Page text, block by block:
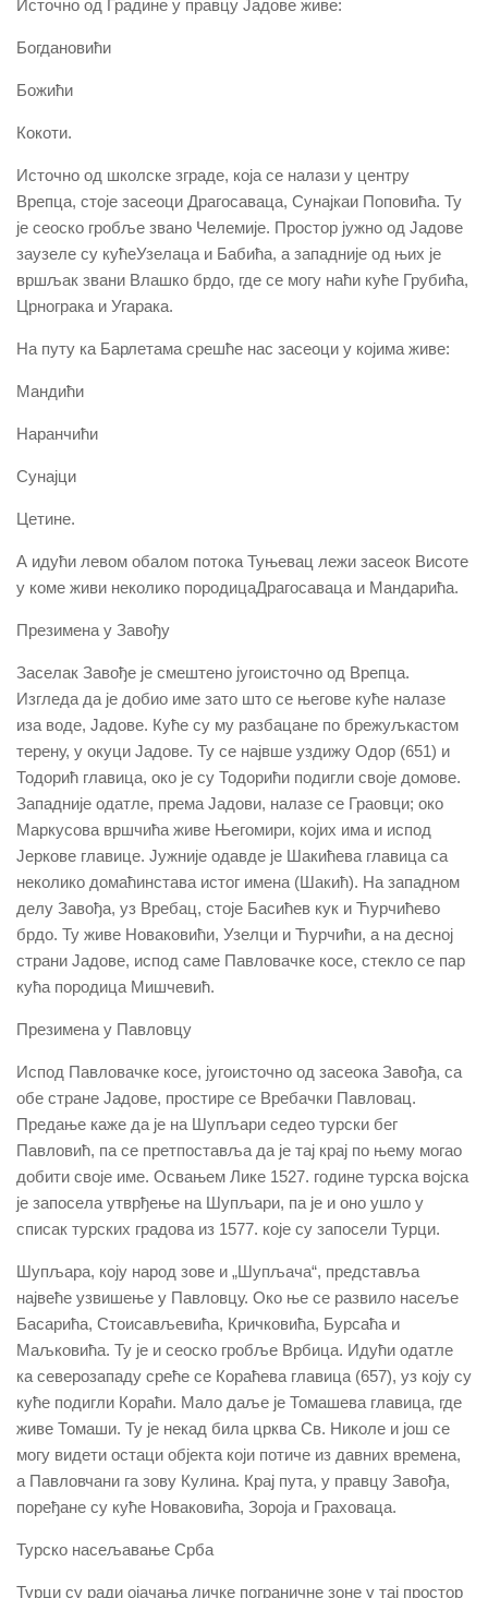
Источно од Градине у правцу Јадове живе:
Богдановићи
Божићи
Кокоти.
Источно од школске зграде, која се налази у центру
Врепца, стоје засеоци Драгосаваца, Сунајкаи Поповића. Ту
је сеоско гробље звано Челемије. Простор јужно од Јадове
заузеле су кућеУзелаца и Бабића, а западније од њих је
вршљак звани Влашко брдо, где се могу наћи куће Грубића,
Црнограка и Угарака.
На путу ка Барлетама срешће нас засеоци у којима живе:
Мандићи
Наранчићи
Сунајци
Цетине.
А идући левом обалом потока Туњевац лежи засеок Висоте
у коме живи неколико породицаДрагосаваца и Мандарића.
Презимена у Завођу
Заселак Завође је смештено југоисточно од Врепца.
Изгледа да је добио име зато што се његове куће налазе
иза воде, Јадове. Куће су му разбацане по брежуљкастом
терену, у окуци Јадове. Ту се највше уздижу Одор (651) и
Тодорић главица, око је су Тодорићи подигли своје домове.
Западније одатле, према Јадови, налазе се Граовци; око
Маркусова вршчића живе Његомири, којих има и испод
Јеркове главице. Јужније одавде је Шакићева главица са
неколико домаћинстава истог имена (Шакић). На западном
делу Завођа, уз Вребац, стоје Басићев кук и Ћурчићево
брдо. Ту живе Новаковићи, Узелци и Ћурчићи, а на десној
страни Јадове, испод саме Павловачке косе, стекло се пар
кућа породица Мишчевић.
Презимена у Павловцу
Испод Павловачке косе, југоисточно од засеока Завођа, са
обе стране Јадове, простире се Вребачки Павловац.
Предање каже да је на Шупљари седео турски бег
Павловић, па се претпоставља да је тај крај по њему могао
добити своје име. Освањем Лике 1527. године турска војска
је запосела утврђење на Шупљари, па је и оно ушло у
списак турских градова из 1577. које су запосели Турци.
Шупљара, коју народ зове и „Шупљача“, представља
највеће узвишење у Павловцу. Око ње се развило насеље
Басарића, Стоисављевића, Кричковића, Бурсаћа и
Маљковића. Ту је и сеоско гробље Врбица. Идући одатле
ка северозападу среће се Кораћева главица (657), уз коју су
куће подигли Кораћи. Мало даље је Томашева главица, где
живе Томаши. Ту је некад била црква Св. Николе и још се
могу видети остаци објекта који потиче из давних времена,
а Павловчани га зову Кулина. Крај пута, у правцу Завођа,
поређане су куће Новаковића, Зороја и Граховаца.
Турско насељавање Срба
Турци су ради ојачања личке пограничне зоне у тај простор